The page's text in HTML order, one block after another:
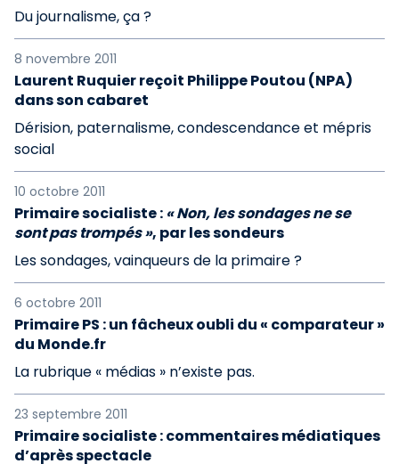
Du journalisme, ça ?
8 novembre 2011
Laurent Ruquier reçoit Philippe Poutou (NPA)
dans son cabaret
Dérision, paternalisme, condescendance et mépris
social
10 octobre 2011
Primaire socialiste : « Non, les sondages ne se
sont pas trompés », par les sondeurs
Les sondages, vainqueurs de la primaire ?
6 octobre 2011
Primaire PS : un fâcheux oubli du « comparateur »
du Monde.fr
La rubrique « médias » n’existe pas.
23 septembre 2011
Primaire socialiste : commentaires médiatiques
d’après spectacle